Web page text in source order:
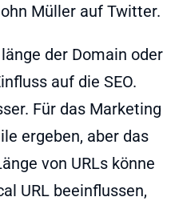
Müller auf Twitter.
der Domain oder
auf die SEO.
Für das Marketing
ergeben, aber das
von URLs könne
URL beeinflussen,